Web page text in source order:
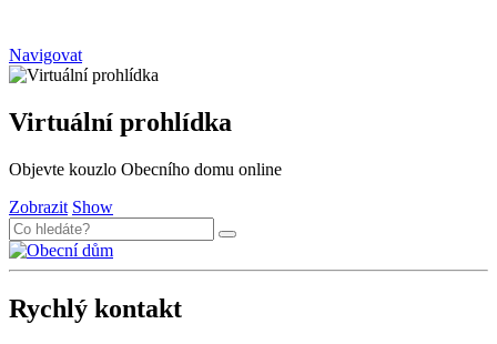
Navigovat
Virtuální prohlídka
Objevte kouzlo Obecního domu online
Zobrazit Show
Rychlý kontakt